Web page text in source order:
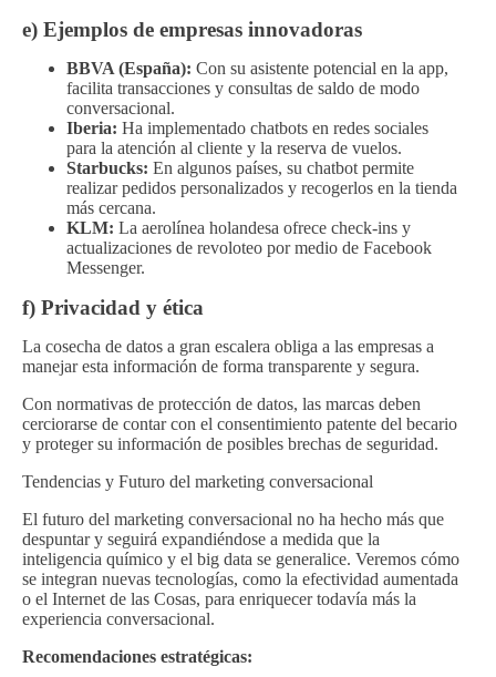
e) Ejemplos de empresas innovadoras
BBVA (España): Con su asistente potencial en la app,
facilita transacciones y consultas de saldo de modo
conversacional.
Iberia: Ha implementado chatbots en redes sociales
para la atención al cliente y la reserva de vuelos.
Starbucks: En algunos países, su chatbot permite
realizar pedidos personalizados y recogerlos en la tienda
más cercana.
KLM: La aerolínea holandesa ofrece check-ins y
actualizaciones de revoloteo por medio de Facebook
Messenger.
f) Privacidad y ética
La cosecha de datos a gran escalera obliga a las empresas a
manejar esta información de forma transparente y segura.
Con normativas de protección de datos, las marcas deben
cerciorarse de contar con el consentimiento patente del becario
y proteger su información de posibles brechas de seguridad.
Tendencias y Futuro del marketing conversacional
El futuro del marketing conversacional no ha hecho más que
despuntar y seguirá expandiéndose a medida que la
inteligencia químico y el big data se generalice. Veremos cómo
se integran nuevas tecnologías, como la efectividad aumentada
o el Internet de las Cosas, para enriquecer todavía más la
experiencia conversacional.
Recomendaciones estratégicas: